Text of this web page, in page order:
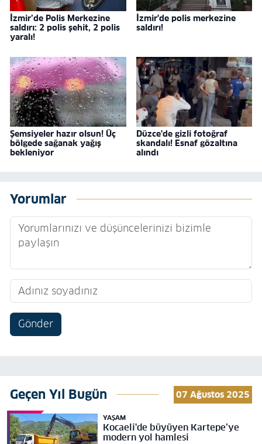
İzmir’de Polis Merkezine
saldırı: 2 polis şehit, 2 polis
yaralı!
İzmir'de polis merkezine
saldırı!
Şemsiyeler hazır olsun! Üç
bölgede sağanak yağış
bekleniyor
Düzce'de gizli fotoğraf
skandalı! Esnaf gözaltına
alındı
Yorumlar
Gönder
Geçen Yıl Bugün 07 Ağustos 2025
YAŞAM
Kocaeli'de büyüyen Kartepe’ye
modern yol hamlesi